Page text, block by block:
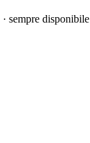
· sempre disponibile